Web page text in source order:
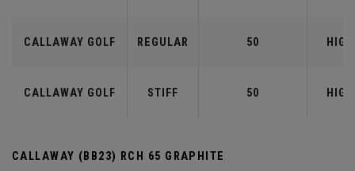
CALLAWAY GOLF REGULAR 50 HIGH
CALLAWAY GOLF STIFF 50 HIGH
CALLAWAY (BB23) RCH 65 GRAPHITE